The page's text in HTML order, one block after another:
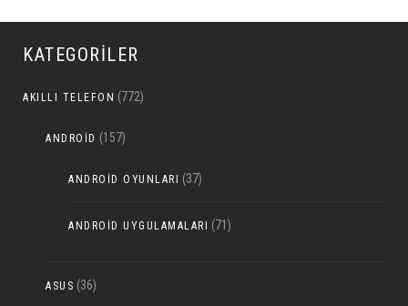
KATEGORILER
AKILLI TELEFON (772)
ANDROID (157)
ANDROID OYUNLARI (37)
ANDROID UYGULAMALARI (71)
ASUS (36)